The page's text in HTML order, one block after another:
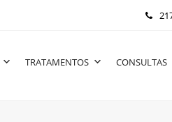
TRATAMENTOS CONSULTAS